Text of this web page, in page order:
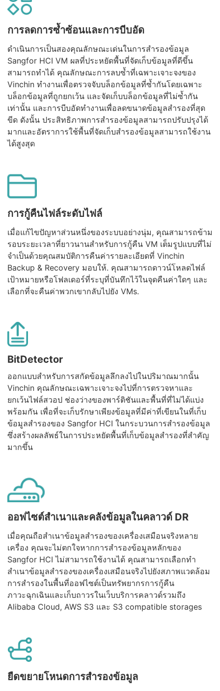
การลดการซ้ำซ้อนและการบีบอัด
ดำเนินการเป็นสองคุณลักษณะเด่นในการสำรองข้อมูล
Sangfor HCI VM ผลที่ประหยัดพื้นที่จัดเก็บข้อมูลที่ดีขึ้น
สามารถทำได้ คุณลักษณะการลบซ้ำที่เฉพาะเจาะจงของ
Vinchin ทำงานเพื่อตรวจจับบล็อกข้อมูลที่ซ้ำกันโดยเฉพาะ
บล็อกข้อมูลที่ถูกยกเว้น และจัดเก็บบล็อกข้อมูลที่ไม่ซ้ำกัน
เท่านั้น และการบีบอัดทำงานเพื่อลดขนาดข้อมูลสำรองที่สุด
ขีด ดังนั้น ประสิทธิภาพการสำรองข้อมูลสามารถปรับปรุงได้
มากและอัตราการใช้พื้นที่จัดเก็บสำรองข้อมูลสามารถใช้งาน
ได้สูงสุด
การกู้คืนไฟล์ระดับไฟล์
เมื่อแก้ไขปัญหาส่วนหนึ่งของระบบอย่างนุ่ม, คุณสามารถข้าม
รอบระยะเวลาที่ยาวนานสำหรับการกู้คืน VM เต็มรูปแบบที่ไม่
จำเป็นด้วยคุณสมบัติการคืนค่ารายละเอียดที่ Vinchin
Backup & Recovery มอบให้. คุณสามารถดาวน์โหลดไฟล์
เป้าหมายหรือโฟลเดอร์ที่ระบุที่บันทึกไว้ในจุดคืนค่าใดๆ และ
เลือกที่จะคืนค่าพวกเขากลับไปยัง VMs.
BitDetector
ออกแบบสำหรับการสกัดข้อมูลลึกลงไปในปริมาณมากนั้น
Vinchin คุณลักษณะเฉพาะเจาะจงไปที่การตรวจหาและ
ยกเว้นไฟล์สวอป ช่องว่างของพาร์ติชันและพื้นที่ที่ไม่ได้แบ่ง
พร้อมกัน เพื่อที่จะเก็บรักษาเพียงข้อมูลที่มีค่าที่เขียนในที่เก็บ
ข้อมูลสำรองของ Sangfor HCI ในกระบวนการสำรองข้อมูล
ซึ่งสร้างผลลัพธ์ในการประหยัดพื้นที่เก็บข้อมูลสำรองที่สำคัญ
มากขึ้น
ออฟไซต์สำเนาและคลังข้อมูลในคลาวด์ DR
เมื่อคุณถือสำเนาข้อมูลสำรองของเครื่องเสมือนจริงหลาย
เครื่อง คุณจะไม่ตกใจหากการสำรองข้อมูลหลักของ
Sangfor HCI ไม่สามารถใช้งานได้ คุณสามารถเลือกทำ
สำเนาข้อมูลสำรองของเครื่องเสมือนจริงไปยังสภาพแวดล้อม
การสำรองในพื้นที่ออฟไซต์เป็นทรัพยากรการกู้คืน
ภาวะฉุกเฉินและเก็บถาวรในเว็บบริการคลาวด์รวมถึง
Alibaba Cloud, AWS S3 และ S3 compatible storages
ยืดขยายโหนดการสำรองข้อมูล